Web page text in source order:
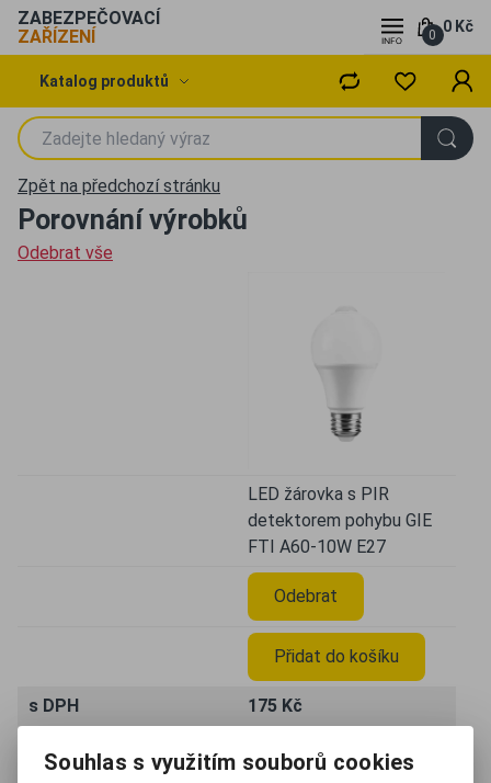
0 Kč
0
ZABEZPEČOVACÍ
ZAŘÍZENÍ
Katalog produktů
Zpět na předchozí stránku
Porovnání výrobků
Odebrat vše
LED žárovka s PIR
detektorem pohybu GIE
FTI A60-10W E27
Odebrat
Přidat do košíku
s DPH
175 Kč
Souhlas s využitím souborů cookies